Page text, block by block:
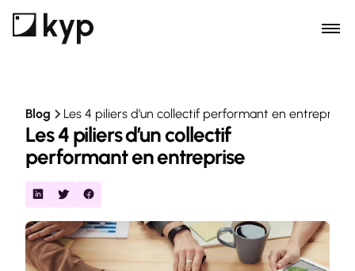
Blog Les 4 piliers d’un collectif performant en entreprise
Les 4 piliers d’un collectif
performant en entreprise